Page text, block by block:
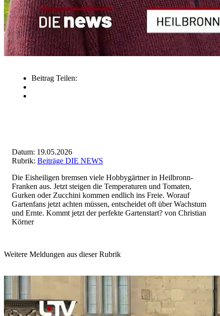
Beitrag Teilen:
Datum: 19.05.2026
Rubrik: Beiträge DIE NEWS
Die Eisheiligen bremsen viele Hobbygärtner in Heilbronn-
Franken aus. Jetzt steigen die Temperaturen und Tomaten,
Gurken oder Zucchini kommen endlich ins Freie. Worauf
Gartenfans jetzt achten müssen, entscheidet oft über Wachstum
und Ernte. Kommt jetzt der perfekte Gartenstart? von Christian
Körner
Weitere Meldungen aus dieser Rubrik